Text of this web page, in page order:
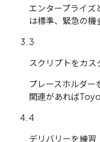
エンタープライズ
は標準、緊急の機
3
スクリプトをカス
プレースホルダー
関連があれば
4
デリバリーを練習